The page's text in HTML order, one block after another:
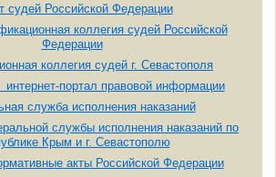
судей Российской Федерации
коллегия судей Российской
Федерации
коллегия судей г. Севастополя
портал правовой информации
служба исполнения наказаний
службы исполнения наказаний по
Крым и г. Севастополю
акты Российской Федерации